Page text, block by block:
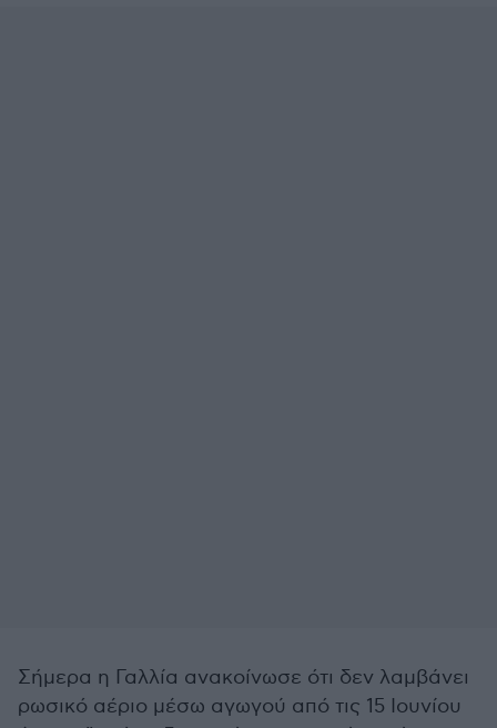
Σήμερα η Γαλλία ανακοίνωσε ότι δεν λαμβάνει
ρωσικό αέριο μέσω αγωγού από τις 15 Ιουνίου